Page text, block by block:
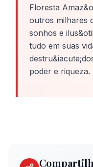
Floresta
outros milhares
sonhos e
tudo em suas
poder e riqueza.